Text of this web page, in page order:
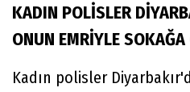
KADIN POLİSLER
ONUN EMRİYLE
Kadın polisler